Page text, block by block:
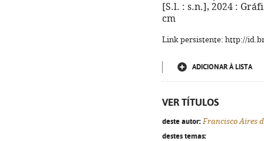
[S.l. : s.n.], 2024 :
cm
Link persistente: http://
ADICIONAR À LISTA
VER TÍTULOS
deste autor: Francisco Aires
destes temas: